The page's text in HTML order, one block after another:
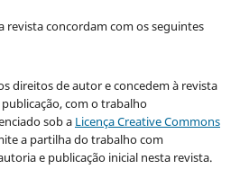
revista concordam com os seguintes
direitos de autor e concedem à revista
com o trabalho
sob a Licença Creative Commons
a partilha do trabalho com
e publicação inicial nesta revista.